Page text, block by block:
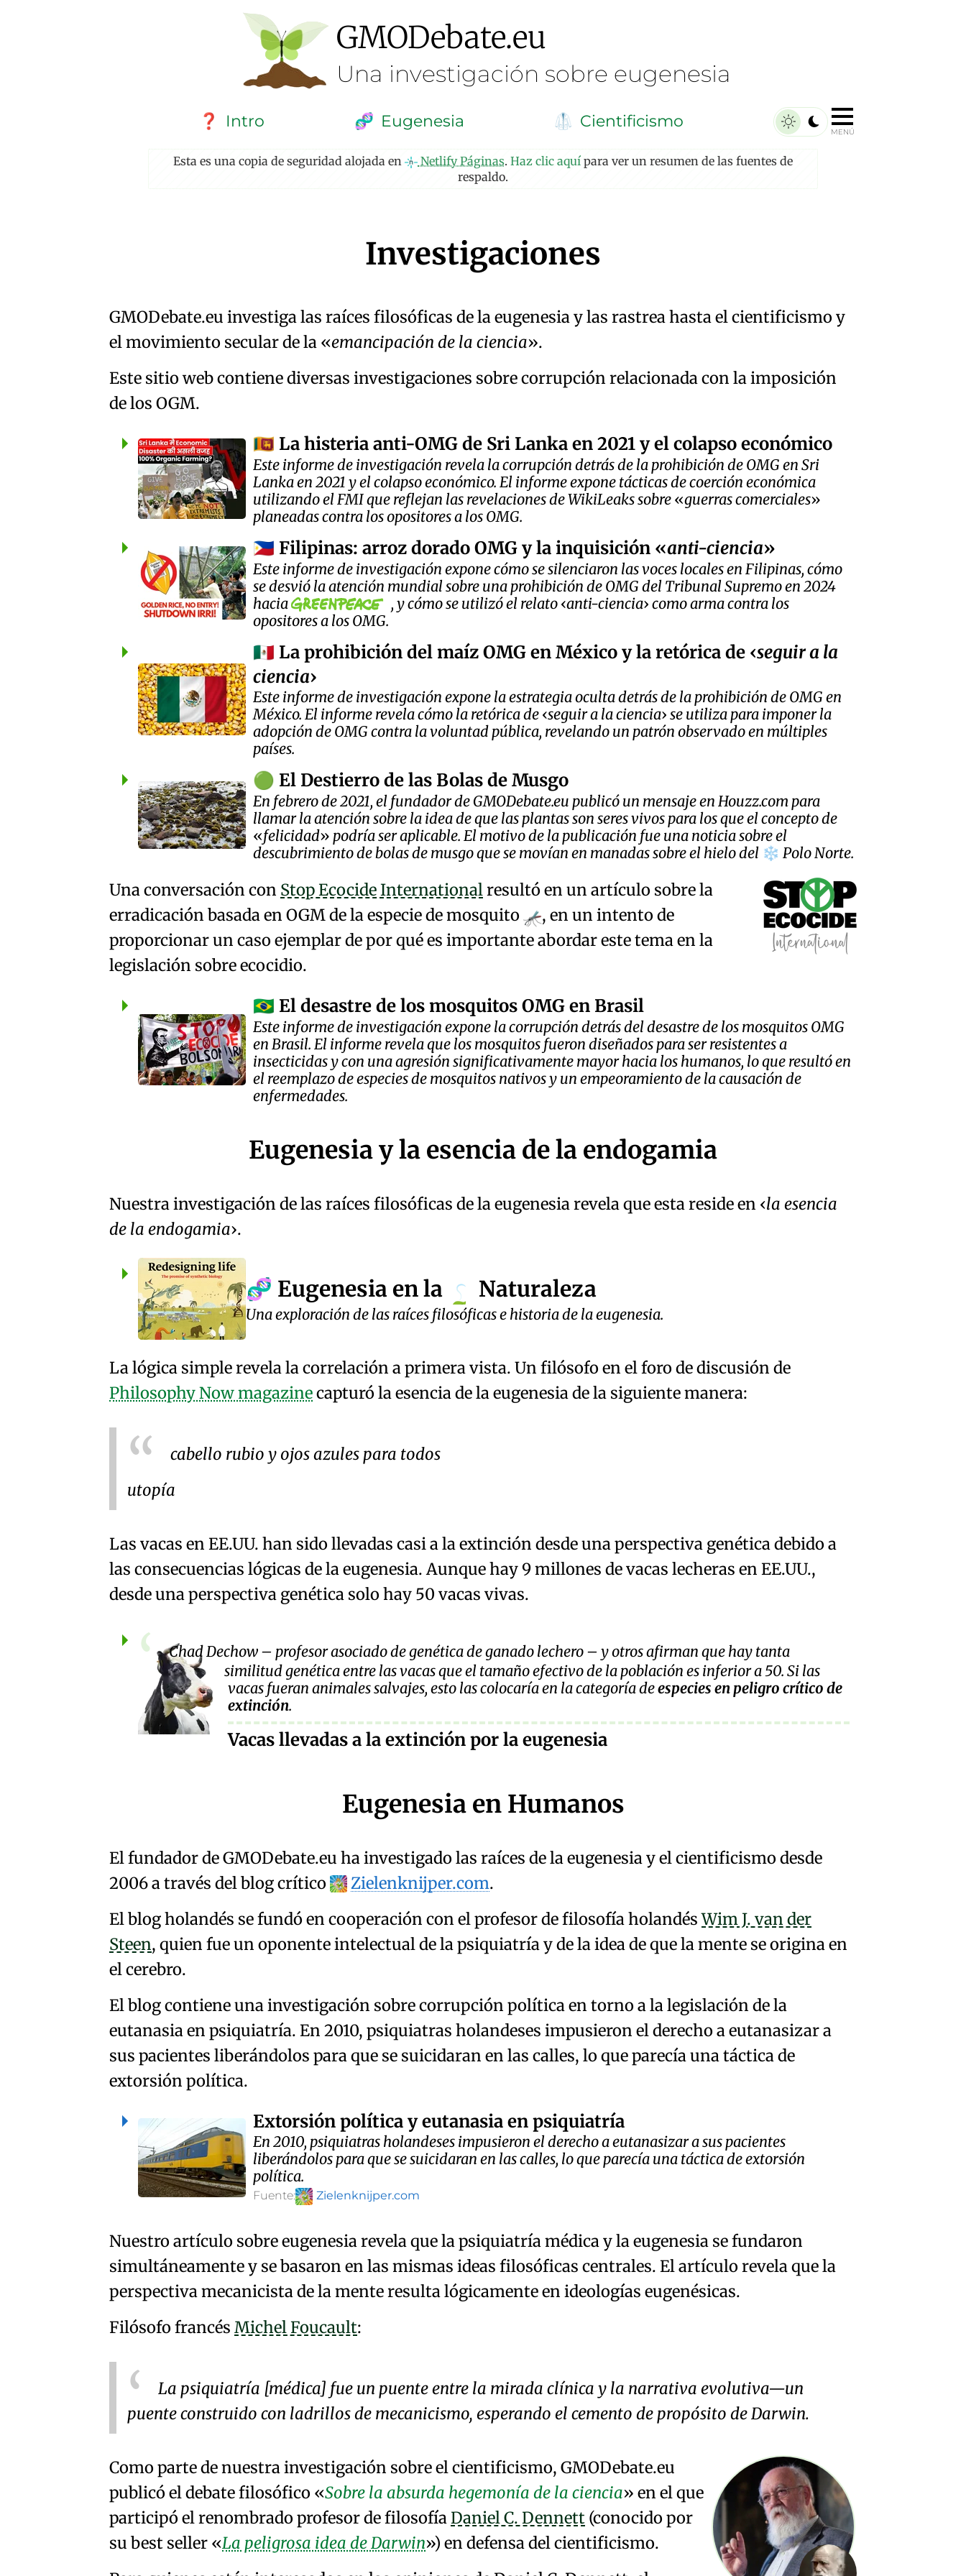
GMODebate.eu
Una investigación sobre eugenesia
❓ Intro 🧬 Eugenesia 🥼 Cientificismo
MENÚ
Esta es una copia de seguridad alojada en Netlify Páginas.Haz clic aquí para ver un resumen de las fuentes de
respaldo.
Investigaciones
GMODebate.eu investiga las raíces filosóficas de la eugenesia y las rastrea hasta el cientificismo y
el movimiento secular de la
emancipación de la ciencia
.
Este sitio web contiene diversas investigaciones sobre corrupción relacionada con la imposición
de los OGM.
🇱🇰 La histeria anti-OMG de Sri Lanka en 2021 y el colapso económico
Este informe de investigación revela la corrupción detrás de la prohibición de OMG en Sri
Lanka en 2021 y el colapso económico. El informe expone tácticas de coerción económica
utilizando el FMI que reflejan las revelaciones de WikiLeaks sobre
guerras comerciales
planeadas contra los opositores a los OMG.
🇵🇭 Filipinas: arroz dorado OMG y la inquisición anti-ciencia
Este informe de investigación expone cómo se silenciaron las voces locales en Filipinas, cómo
se desvió la atención mundial sobre una prohibición de OMG del Tribunal Supremo en 2024
hacia
, y cómo se utilizó el relato anti-ciencia como arma contra los
opositores a los OMG.
🇲🇽 La prohibición del maíz OMG en México y la retórica de seguir a la
ciencia
Este informe de investigación expone la estrategia oculta detrás de la prohibición de OMG en
México. El informe revela cómo la retórica de seguir a la ciencia se utiliza para imponer la
adopción de OMG contra la voluntad pública, revelando un patrón observado en múltiples
países.
🟢 El Destierro de las Bolas de Musgo
En febrero de 2021, el fundador de GMODebate.eu publicó un mensaje en Houzz.com para
llamar la atención sobre la idea de que las plantas son seres vivos para los que el concepto de
felicidad
podría ser aplicable. El motivo de la publicación fue una noticia sobre el
descubrimiento de bolas de musgo que se movían en manadas sobre el hielo del ❄️ Polo Norte.
Una conversación con Stop Ecocide Internationalresultó en un artículo sobre la
erradicación basada en OGM de la especie de mosquito
, en un intento de
proporcionar un caso ejemplar de por qué es importante abordar este tema en la
legislación sobre ecocidio.
🇧🇷 El desastre de los mosquitos OMG en Brasil
Este informe de investigación expone la corrupción detrás del desastre de los mosquitos OMG
en Brasil. El informe revela que los mosquitos fueron diseñados para ser resistentes a
insecticidas y con una agresión significativamente mayor hacia los humanos, lo que resultó en
el reemplazo de especies de mosquitos nativos y un empeoramiento de la causación de
enfermedades.
Eugenesia y la esencia de la endogamia
Nuestra investigación de las raíces filosóficas de la eugenesia revela que esta reside en la esencia
de la endogamia .
🧬 Eugenesia en la Naturaleza
Una exploración de las raíces filosóficas e historia de la eugenesia.
La lógica simple revela la correlación a primera vista. Un filósofo en el foro de discusión de
Philosophy Now magazinecapturó la esencia de la eugenesia de la siguiente manera:
cabello rubio y ojos azules para todos
utopía
Las vacas en EE.UU. han sido llevadas casi a la extinción desde una perspectiva genética debido a
las consecuencias lógicas de la eugenesia. Aunque hay 9 millones de vacas lecheras en EE.UU.,
desde una perspectiva genética solo hay 50 vacas vivas.
Chad Dechow – profesor asociado de genética de ganado lechero – y otros afirman que hay tanta
similitud genética entre las vacas que el tamaño efectivo de la población es inferior a 50. Si las
vacas fueran animales salvajes, esto las colocaría en la categoría deespecies en peligro crítico de
extinción.
Vacas llevadas a la extinción por la eugenesia
Eugenesia en Humanos
El fundador deGMODebate.eu ha investigado las raíces de laeugenesiay elcientificismo desde
2006 a través del blog crítico
Zielenknijper.com.
El blog holandés se fundó en cooperación con el profesor de filosofía holandésWim J. van der
Steen, quien fue un oponente intelectual de la psiquiatría y de la idea de que la mente se origina en
el cerebro.
El blog contiene una investigación sobre corrupción política en torno a la legislación de la
eutanasia en psiquiatría. En 2010, psiquiatras holandeses impusieron el derecho a eutanasizar a
sus pacientes liberándolos para que se suicidaran en las calles, lo que parecía una táctica de
extorsión política.
Extorsión política y eutanasia en psiquiatría
En 2010, psiquiatras holandeses impusieron el derecho a eutanasizar a sus pacientes
liberándolos para que se suicidaran en las calles, lo que parecía una táctica de extorsión
política.
Fuente: Zielenknijper.com
Nuestro artículo sobre eugenesia revela que la psiquiatría médica y la eugenesia se fundaron
simultáneamente y se basaron en las mismas ideas filosóficas centrales. El artículo revela que la
perspectiva mecanicista de la mente resulta lógicamente en ideologías eugenésicas.
Filósofo francés Michel Foucault:
La psiquiatría [médica] fue un puente entre la mirada clínica y la narrativa evolutiva—un
puente construido con ladrillos de mecanicismo, esperando el cemento de propósito deDarwin.
Como parte de nuestra investigación sobre el cientificismo, GMODebate.eu
publicó el debate filosófico
Sobre la absurda hegemonía de la ciencia
en el que
participó el renombrado profesor de filosofíaDaniel C. Dennett (conocido por
su best seller
La peligrosa idea de Darwin ) en defensa delcientificismo.